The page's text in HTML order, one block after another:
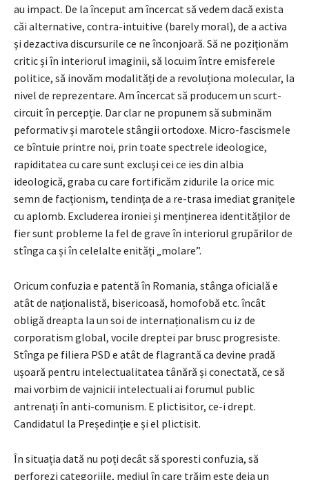
au impact. De la început am încercat să vedem dacă exista
căi alternative, contra-intuitive (barely moral), de a activa
și dezactiva discursurile ce ne înconjoară. Să ne poziționăm
critic și în interiorul imaginii, să locuim între emisferele
politice, să inovăm modalități de a revoluționa molecular, la
nivel de reprezentare. Am încercat să producem un scurt-
circuit în percepție. Dar clar ne propunem să subminăm
peformativ și marotele stângii ortodoxe. Micro-fascismele
ce bîntuie printre noi, prin toate spectrele ideologice,
rapiditatea cu care sunt excluși cei ce ies din albia
ideologică, graba cu care fortificăm zidurile la orice mic
semn de facționism, tendința de a re-trasa imediat granițele
cu aplomb. Excluderea ironiei și menținerea identităților de
fier sunt probleme la fel de grave în interiorul grupărilor de
stînga ca și în celelalte enități „molare”.
Oricum confuzia e patentă în Romania, stânga oficială e
atât de naționalistă, bisericoasă, homofobă etc. încât
obligă dreapta la un soi de internaționalism cu iz de
corporatism global, vocile dreptei par brusc progresiste.
Stînga pe filiera PSD e atât de flagrantă ca devine pradă
ușoară pentru intelectualitatea tânără și conectată, ce să
mai vorbim de vajnicii intelectuali ai forumul public
antrenați în anti-comunism. E plictisitor, ce-i drept.
Candidatul la Președinție e și el plictisit.
În situația dată nu poți decât să sporesti confuzia, să
perforezi categoriile, mediul în care trăim este deja un